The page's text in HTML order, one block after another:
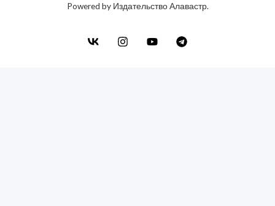
Powered by Издательство Алавастр.